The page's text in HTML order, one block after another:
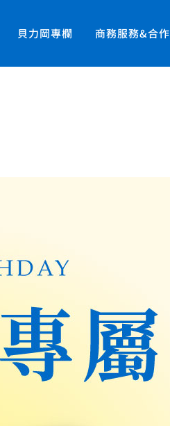
貝力岡專欄 商務服務&合作